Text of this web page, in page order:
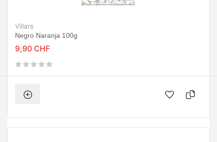
Villars
Negro Naranja 100g
9,90 CHF